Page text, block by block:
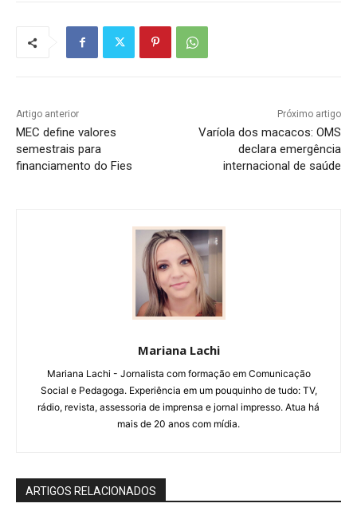
Artigo anterior
MEC define valores
semestrais para
financiamento do Fies
Próximo artigo
Varíola dos macacos: OMS
declara emergência
internacional de saúde
Mariana Lachi
Mariana Lachi - Jornalista com formação em Comunicação
Social e Pedagoga. Experiência em um pouquinho de tudo: TV,
rádio, revista, assessoria de imprensa e jornal impresso. Atua há
mais de 20 anos com mídia.
ARTIGOS RELACIONADOS